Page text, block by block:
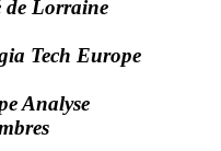
de Lorraine
Tech Europe
Analyse